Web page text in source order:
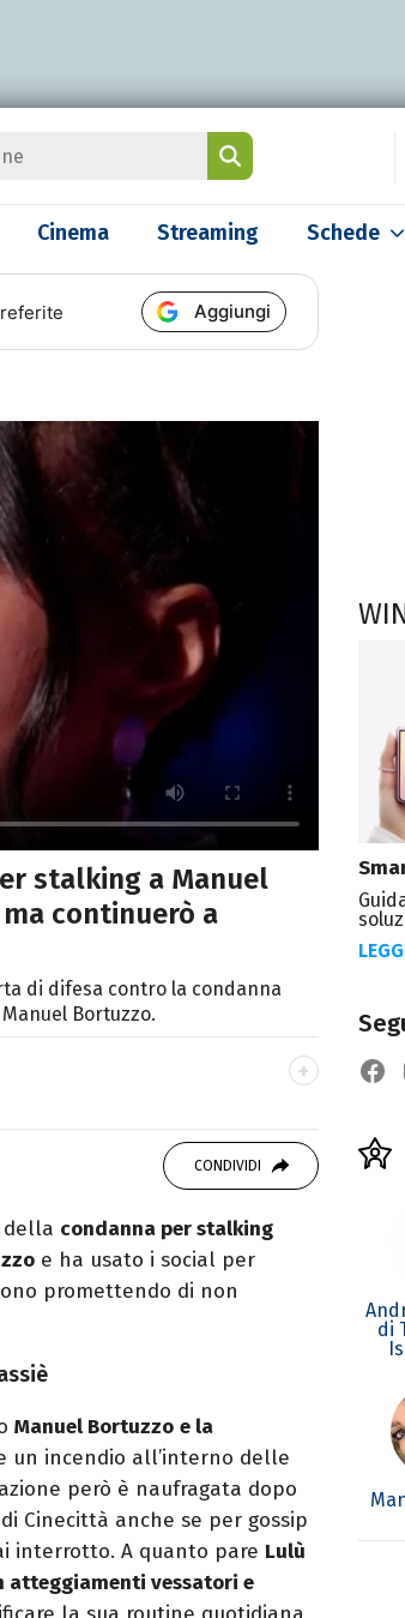
Cinema Streaming Schede
Aggiungi
stalking a Manuel
continuerò a
di difesa contro la condanna
Bortuzzo.
si definisce "madriletana".
di testate) di spettacoli e
CONDIVIDI
della condanna per stalking
e ha usato i social per
promettendo di non
Manuel Bortuzzo e la
un incendio all’interno delle
però è naufragata dopo
Cinecittà anche se per gossip
interrotto. A quanto pare Lulù
atteggiamenti vessatori e
di